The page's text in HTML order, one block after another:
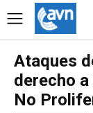
Ataques
derecho
No